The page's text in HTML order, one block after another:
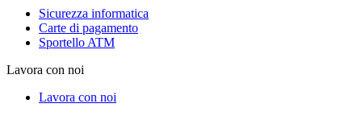
Sicurezza informatica
Carte di pagamento
Sportello ATM
Lavora con noi
Lavora con noi